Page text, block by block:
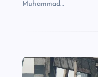
Muhammad…